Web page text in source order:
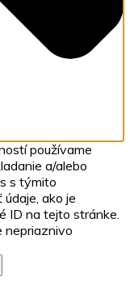
používame
a/alebo
s týmito
ako je
ID na tejto stránke.
nepriaznivo